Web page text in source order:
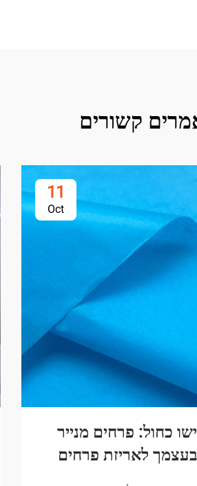
קשורים
11
Oct
כחול: פרחים מנייר
לאריזת פרחים